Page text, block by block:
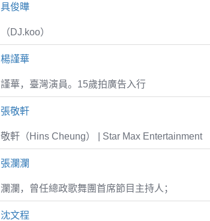
具俊曄
（DJ.koo）
楊謹華
謹華，臺灣演員。15歲拍廣告入行
張敬軒
敬軒（Hins Cheung） | Star Max Entertainment
張瀾瀾
瀾瀾，曾任總政歌舞團首席節目主持人；
沈文程